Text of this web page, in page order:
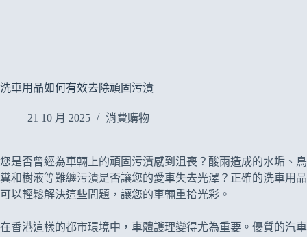
洗車用品如何有效去除頑固污漬
21 10 月 2025 消費購物
您是否曾經為車輛上的頑固污漬感到沮喪？酸雨造成的水垢、鳥
糞和樹液等難纏污漬是否讓您的愛車失去光澤？正確的洗車用品
可以輕鬆解決這些問題，讓您的車輛重拾光彩。
在香港這樣的都市環境中，車體護理變得尤為重要。優質的汽車